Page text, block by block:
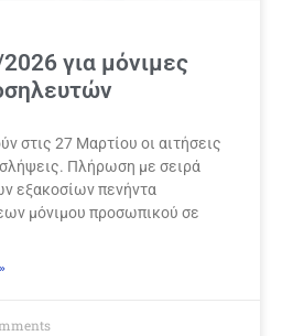
για μόνιμες
στις 27 Μαρτίου οι αιτήσεις
Πλήρωση με σειρά
εξακοσίων πενήντα
μόνιμου προσωπικού σε